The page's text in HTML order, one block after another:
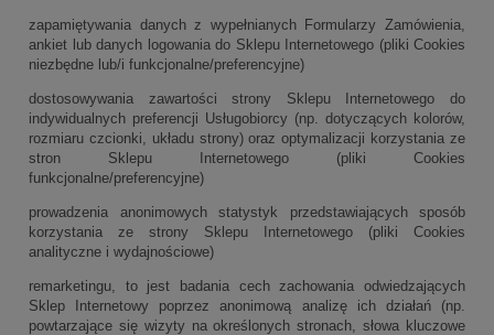
zapamiętywania danych z wypełnianych Formularzy Zamówienia,
ankiet lub danych logowania do Sklepu Internetowego (pliki Cookies
niezbędne lub/i funkcjonalne/preferencyjne)
dostosowywania zawartości strony Sklepu Internetowego do
indywidualnych preferencji Usługobiorcy (np. dotyczących kolorów,
rozmiaru czcionki, układu strony) oraz optymalizacji korzystania ze
stron Sklepu Internetowego (pliki Cookies
funkcjonalne/preferencyjne)
prowadzenia anonimowych statystyk przedstawiających sposób
korzystania ze strony Sklepu Internetowego (pliki Cookies
analityczne i wydajnościowe)
remarketingu, to jest badania cech zachowania odwiedzających
Sklep Internetowy poprzez anonimową analizę ich działań (np.
powtarzające się wizyty na określonych stronach, słowa kluczowe